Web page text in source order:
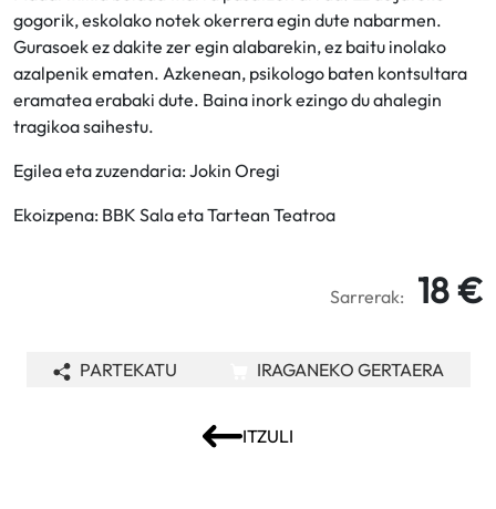
gogorik, eskolako notek okerrera egin dute nabarmen.
Gurasoek ez dakite zer egin alabarekin, ez baitu inolako
azalpenik ematen. Azkenean, psikologo baten kontsultara
eramatea erabaki dute. Baina inork ezingo du ahalegin
tragikoa saihestu.
Egilea eta zuzendaria: Jokin Oregi
Ekoizpena: BBK Sala eta Tartean Teatroa
Sarrerak: 18 €
ITZULI
PARTEKATU IRAGANEKO GERTAERA